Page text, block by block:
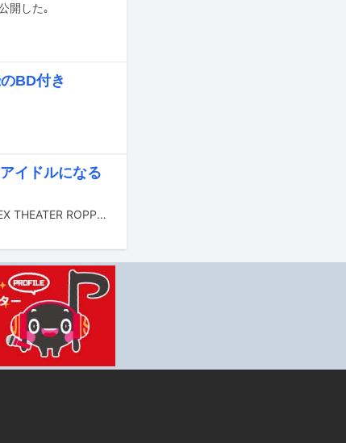
開した｡
BD付き
イドルになる
22/7の結成6周年記念ライブ「22/7 ANNIVERSARY LIVE 2023」が11月7日に東京・EX THEATER ROPPONGIで開催された。